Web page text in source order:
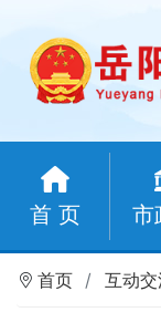
首 页 市
首页 互动